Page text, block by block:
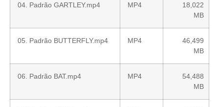
04. Padrão GARTLEY.mp4 MP4
18,022
MB
05. Padrão BUTTERFLY.mp4 MP4
46,499
MB
06. Padrão BAT.mp4 MP4
54,488
MB